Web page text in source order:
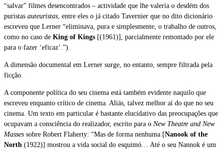
“salvar” filmes desencontrados – actividade que lhe valeria o desdém dos
puristas auteuristas , entre eles o já citado Tavernier que no dito dicionário
escreveu que Lerner “eliminava, pura e simplesmente, o trabalho de outros,
como no caso de King of Kings [(1961)], parcialmente remontado por ele
para o fazer ‘eficaz’.”).
A dimensão documental em Lerner surge, no entanto, sempre filtrada pela
ficção.
A componente política do seu cinema está também evidente naquilo que
escreveu enquanto crítico de cinema. Aliás, talvez melhor aí do que no seu
cinema. Um texto em particular é bastante elucidativo das preocupações que
ocupavam a consciência do realizador, escrito para o New Theatre and New
Masses sobre Robert Flaherty: “Mas de forma nenhuma [Nanook of the
North (1922)] mostrou a vida social do esquimó… Até o seu Nannok é um